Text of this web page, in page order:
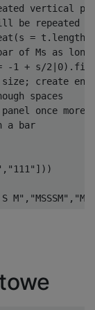
vertical
be repeated
(s = t . length
of Ms as
-1 + s/2 0).
create
spaces
once more
a bar
, "111" ]))
M" , "MSSSM" , "M